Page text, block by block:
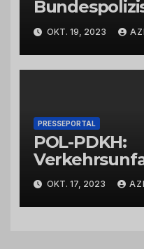
OKT. 19, 2023
PRESSEPORTAL
POL-PDKH:
OKT. 17, 2023